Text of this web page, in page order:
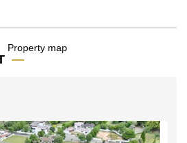
มทรัพย์นี้อยู่ภายใต้กรรมสิทธิ์ ชื่อ
ห้ที่อยู่อาศัยนี้เป็นบ้านในฝันของ